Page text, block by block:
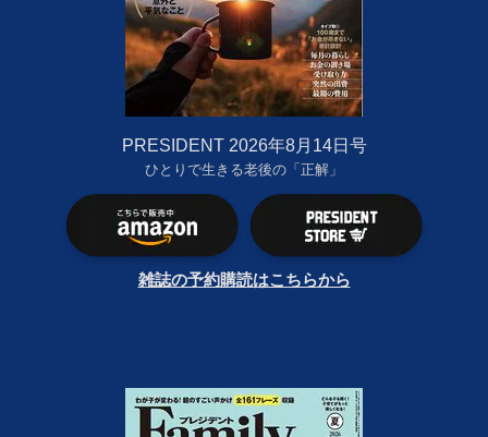
PRESIDENT 2026年8月14日号
ひとりで生きる老後の「正解」
雑誌の予約購読はこちらから